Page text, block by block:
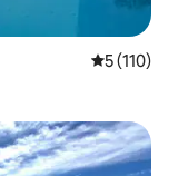
5 de uma
5 (110)